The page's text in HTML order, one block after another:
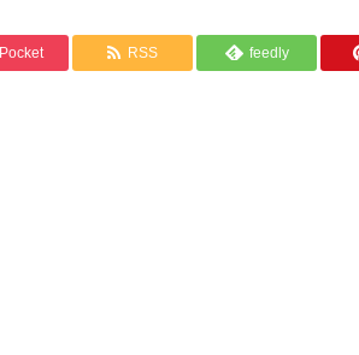
Pocket RSS feedly